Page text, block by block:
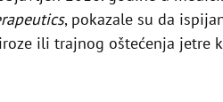
, pokazale su da
ili trajnog oštećenja jetre